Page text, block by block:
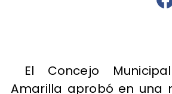
El Concejo
Amarilla aprobó en una